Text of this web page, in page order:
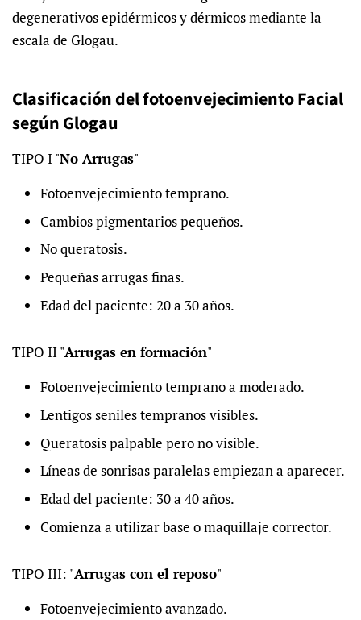
degenerativos epidérmicos y dérmicos mediante la
escala de Glogau.
Clasificación del fotoenvejecimiento Facial
según Glogau
TIPO I "No Arrugas"
Fotoenvejecimiento temprano.
Cambios pigmentarios pequeños.
No queratosis.
Pequeñas arrugas finas.
Edad del paciente: 20 a 30 años.
TIPO II "Arrugas en formación"
Fotoenvejecimiento temprano a moderado.
Lentigos seniles tempranos visibles.
Queratosis palpable pero no visible.
Líneas de sonrisas paralelas empiezan a aparecer.
Edad del paciente: 30 a 40 años.
Comienza a utilizar base o maquillaje corrector.
TIPO III: "Arrugas con el reposo"
Fotoenvejecimiento avanzado.